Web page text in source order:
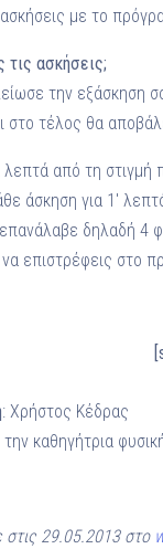
με το
ασκήσεις;
την εξάσκηση
στο τέλος θα
από τη στιγμή
άσκηση για 1′
δηλαδή 4
επιστρέφεις στο
: Χρήστος Κέδρας
την καθηγήτρια
στις 29.05.2013 στο